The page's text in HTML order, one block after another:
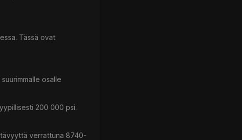
Tässä ovat
osalle
200 000 psi.
verrattuna 8740-